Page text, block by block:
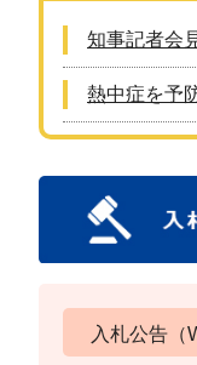
知事記者会
熱中症を予
入札公告（